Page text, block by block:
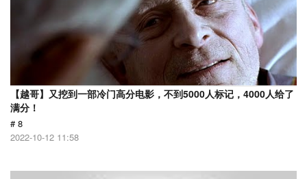
【越哥】又挖到一部冷门高分电影，不到5000人标记，4000人给了
满分！
# 8
2022-10-12 11:58